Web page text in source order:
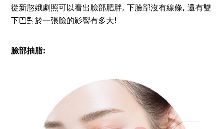
從新憨娥劇照可以看出臉部肥胖, 下臉部沒有線條, 還有雙
下巴對於一張臉的影響有多大!
臉部抽脂: